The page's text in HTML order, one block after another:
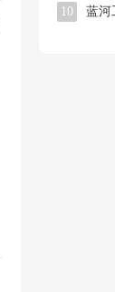
10 蓝河